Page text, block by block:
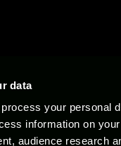
data
process your personal
information on
audience research
alle damit in
von Epic Games,